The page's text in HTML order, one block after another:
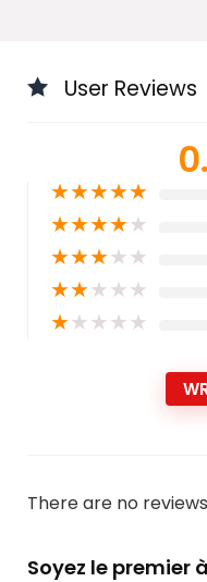
User Reviews
★★★★★
★★★★★
★★★★★
★★★★★
★★★★★
There are no
Soyez le premier